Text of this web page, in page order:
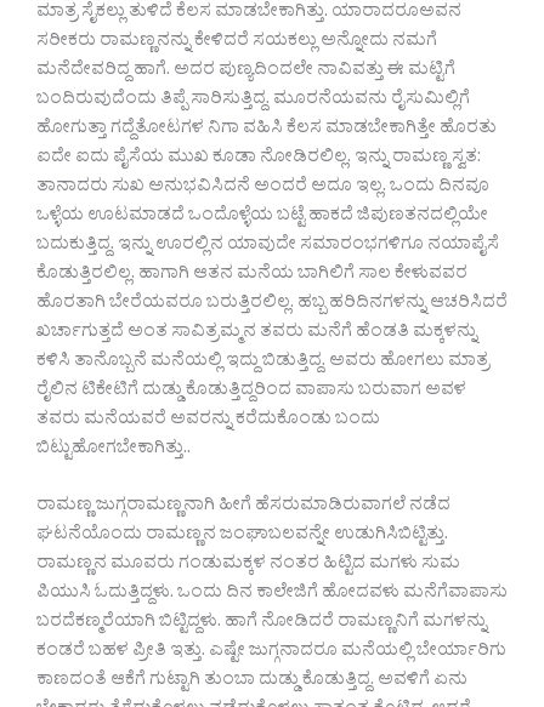
ಮಾತ್ರ ಸೈಕಲ್ಲು ತುಳಿದೆ ಕೆಲಸ ಮಾಡಬೇಕಾಗಿತ್ತು. ಯಾರಾದರೂಅವನ
ಸರೀಕರು ರಾಮಣ್ಣನನ್ನು ಕೇಳಿದರೆ ಸಯಕಲ್ಲು ಅನ್ನೋದು ನಮಗೆ
ಮನೆದೇವರಿದ್ದ ಹಾಗೆ. ಅದರ ಪುಣ್ಯದಿಂದಲೇ ನಾವಿವತ್ತು ಈ ಮಟ್ಟಿಗೆ
ಬಂದಿರುವುದೆಂದು ತಿಪ್ಪೆ ಸಾರಿಸುತ್ತಿದ್ದ. ಮೂರನೆಯವನು ರೈಸುಮಿಲ್ಲಿಗೆ
ಹೋಗುತ್ತಾ ಗದ್ದೆತೋಟಗಳ ನಿಗಾ ವಹಿಸಿ ಕೆಲಸ ಮಾಡಬೇಕಾಗಿತ್ತೇ ಹೊರತು
ಐದೇ ಐದು ಪೈಸೆಯ ಮುಖ ಕೂಡಾ ನೋಡಿರಲಿಲ್ಲ. ಇನ್ನು ರಾಮಣ್ಣ ಸ್ವತ:
ತಾನಾದರು ಸುಖ ಅನುಭವಿಸಿದನೆ ಅಂದರೆ ಅದೂ ಇಲ್ಲ. ಒಂದು ದಿನವೂ
ಒಳ್ಳೆಯ ಊಟಮಾಡದೆ ಒಂದೊಳ್ಳೆಯ ಬಟ್ಟೆ ಹಾಕದೆ ಜಿಪುಣತನದಲ್ಲಿಯೇ
ಬದುಕುತ್ತಿದ್ದ. ಇನ್ನು ಊರಲ್ಲಿನ ಯಾವುದೇ ಸಮಾರಂಭಗಳಿಗೂ ನಯಾಪೈಸೆ
ಕೊಡುತ್ತಿರಲಿಲ್ಲ. ಹಾಗಾಗಿ ಆತನ ಮನೆಯ ಬಾಗಿಲಿಗೆ ಸಾಲ ಕೇಳುವವರ
ಹೊರತಾಗಿ ಬೇರೆಯವರೂ ಬರುತ್ತಿರಲಿಲ್ಲ. ಹಬ್ಬ ಹರಿದಿನಗಳನ್ನು ಆಚರಿಸಿದರೆ
ಖರ್ಚಾಗುತ್ತದೆ ಅಂತ ಸಾವಿತ್ರಮ್ಮನ ತವರು ಮನೆಗೆ ಹೆಂಡತಿ ಮಕ್ಕಳನ್ನು
ಕಳಿಸಿ ತಾನೊಬ್ಬನೆ ಮನೆಯಲ್ಲಿ ಇದ್ದು ಬಿಡುತ್ತಿದ್ದ. ಅವರು ಹೋಗಲು ಮಾತ್ರ
ರೈಲಿನ ಟಿಕೇಟಿಗೆ ದುಡ್ಡು ಕೊಡುತ್ತಿದ್ದರಿಂದ ವಾಪಾಸು ಬರುವಾಗ ಅವಳ
ತವರು ಮನೆಯವರೆ ಅವರನ್ನು ಕರೆದುಕೊಂಡು ಬಂದು
ಬಿಟ್ಟುಹೋಗಬೇಕಾಗಿತ್ತು..
ರಾಮಣ್ಣ ಜುಗ್ಗರಾಮಣ್ಣನಾಗಿ ಹೀಗೆ ಹೆಸರುಮಾಡಿರುವಾಗಲೆ ನಡೆದ
ಘಟನೆಯೊಂದು ರಾಮಣ್ಣನ ಜಂಘಾಬಲವನ್ನೇ ಉಡುಗಿಸಿಬಿಟ್ಟಿತ್ತು.
ರಾಮಣ್ಣನ ಮೂವರು ಗಂಡುಮಕ್ಕಳ ನಂತರ ಹಿಟ್ಟಿದ ಮಗಳು ಸುಮ
ಪಿಯುಸಿ ಓದುತ್ತಿದ್ದಳು. ಒಂದು ದಿನ ಕಾಲೇಜಿಗೆ ಹೋದವಳು ಮನೆಗೆವಾಪಾಸು
ಬರದೆಕಣ್ಮರೆಯಾಗಿ ಬಿಟ್ಟಿದ್ದಳು. ಹಾಗೆ ನೋಡಿದರೆ ರಾಮಣ್ಣನಿಗೆ ಮಗಳನ್ನು
ಕಂಡರೆ ಬಹಳ ಪ್ರೀತಿ ಇತ್ತು. ಎಷ್ಟೇ ಜುಗ್ಗನಾದರೂ ಮನೆಯಲ್ಲಿ ಬೇರ್ಯಾರಿಗು
ಕಾಣದಂತೆ ಆಕೆಗೆ ಗುಟ್ಟಾಗಿ ತುಂಬಾ ದುಡ್ಡು ಕೊಡುತ್ತಿದ್ದ. ಅವಳಿಗೆ ಏನು